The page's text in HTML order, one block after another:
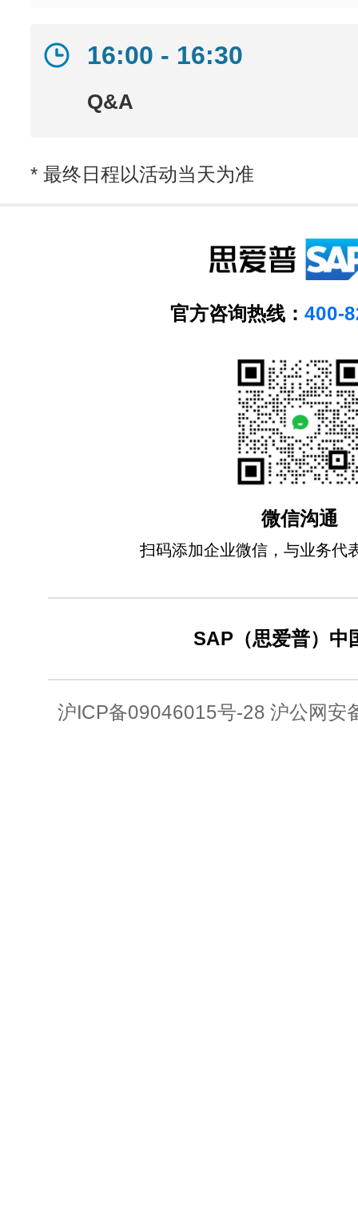
16:00 - 16:30
Q&A
* 最终日程以活动当天为准
官方咨询热线： 400-
微信沟通
扫码添加企业微信，与业务代
SAP（思爱普）中
沪ICP备09046015号-28 沪公网安